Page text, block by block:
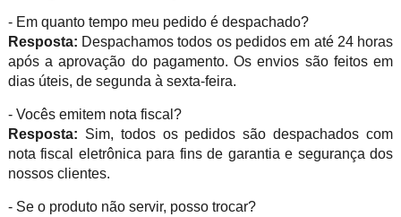
- Em quanto tempo meu pedido é despachado?
Resposta: Despachamos todos os pedidos em até 24 horas
após a aprovação do pagamento. Os envios são feitos em
dias úteis, de segunda à sexta-feira.
- Vocês emitem nota fiscal?
Resposta: Sim, todos os pedidos são despachados com
nota fiscal eletrônica para fins de garantia e segurança dos
nossos clientes.
- Se o produto não servir, posso trocar?